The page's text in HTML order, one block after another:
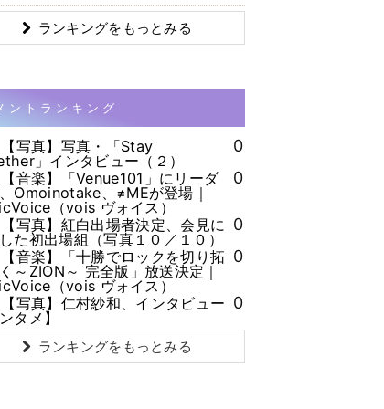
ランキングをもっとみる
ントランキング
【写真】写真・「Stay
」インタビュー（２）
0
【音楽】「Venue101」にリーダ
Omoinotake、≠MEが登場｜
（vois ヴォイス）
0
【写真】紅白出場者決定、会見に
た初出場組（写真１０／１０）
0
【音楽】「十勝でロックを切り拓
～ZION～ 完全版」放送決定｜
（vois ヴォイス）
0
【写真】仁村紗和、インタビュー
タメ】
0
ランキングをもっとみる